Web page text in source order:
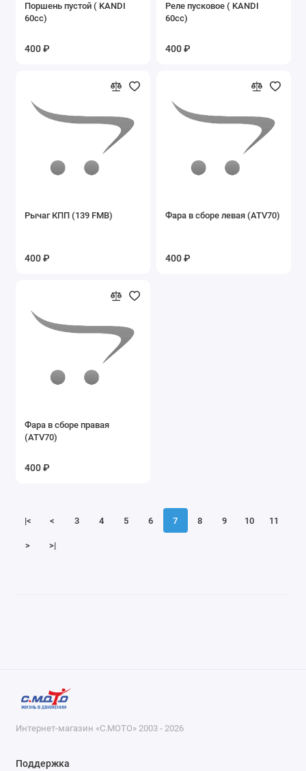
Запасные части на разные мопеды
Запасные части на разные мотоциклы
Запасные части на снегоскутер LMSS-2014
49cc
Запасные части на Трицикл
Запасные части на эл.квадроцикл ЕА15
Покрышки б/у
Сайлентблоки
Фильтры воздушные
Поршень пустой ( KANDI
60cc)
400 ₽
Реле пусковое ( KANDI
60cc)
400 ₽
Рычаг КПП (139 FMB)
400 ₽
Фара в сборе левая (ATV70)
400 ₽
Фара в сборе правая
(ATV70)
400 ₽
|< < 3 4 5 6 7 8 9 10 11
> >|
Интернет-магазин «С.МОТО» 2003 - 2026
Поддержка